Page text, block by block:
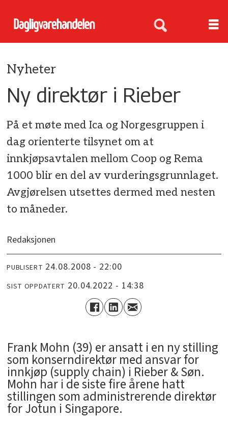
Nyheter
Ny direktør i Rieber
På et møte med Ica og Norgesgruppen i
dag orienterte tilsynet om at
innkjøpsavtalen mellom Coop og Rema
1000 blir en del av vurderingsgrunnlaget.
Avgjørelsen utsettes dermed med nesten
to måneder.
Redaksjonen
PUBLISERT 24.08.2008 - 22:00
SIST OPPDATERT 20.04.2022 - 14:38
Frank Mohn (39) er ansatt i en ny stilling
som konserndirektør med ansvar for
innkjøp (supply chain) i Rieber & Søn.
Mohn har i de siste fire årene hatt
stillingen som administrerende direktør
for Jotun i Singapore.